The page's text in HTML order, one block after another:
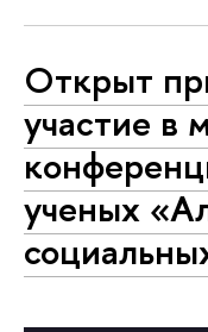
Открыт
участие в
ученых